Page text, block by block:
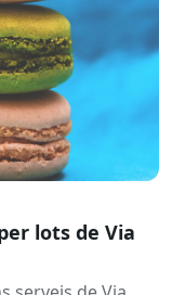
lots de Via